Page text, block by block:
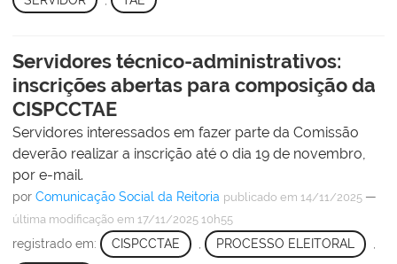
Servidores técnico-administrativos:
inscrições abertas para composição da
CISPCCTAE
Servidores interessados em fazer parte da Comissão
deverão realizar a inscrição até o dia 19 de novembro,
por e-mail.
por Comunicação Social da Reitoria publicado em 14/11/2025 —
última modificação em 17/11/2025 10h55
registrado em: CISPCCTAE , PROCESSO ELEITORAL ,